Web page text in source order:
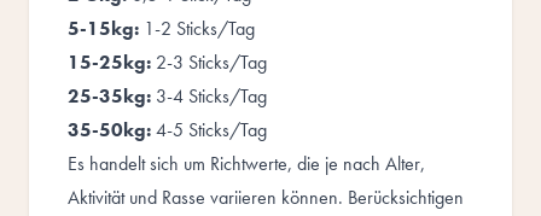
5-15kg: 1-2 Sticks/Tag
15-25kg: 2-3 Sticks/Tag
25-35kg: 3-4 Sticks/Tag
35-50kg:4-5 Sticks/Tag
Es handelt sich um Richtwerte, die je nach Alter,
Aktivität und Rasse variieren können. Berücksichtigen